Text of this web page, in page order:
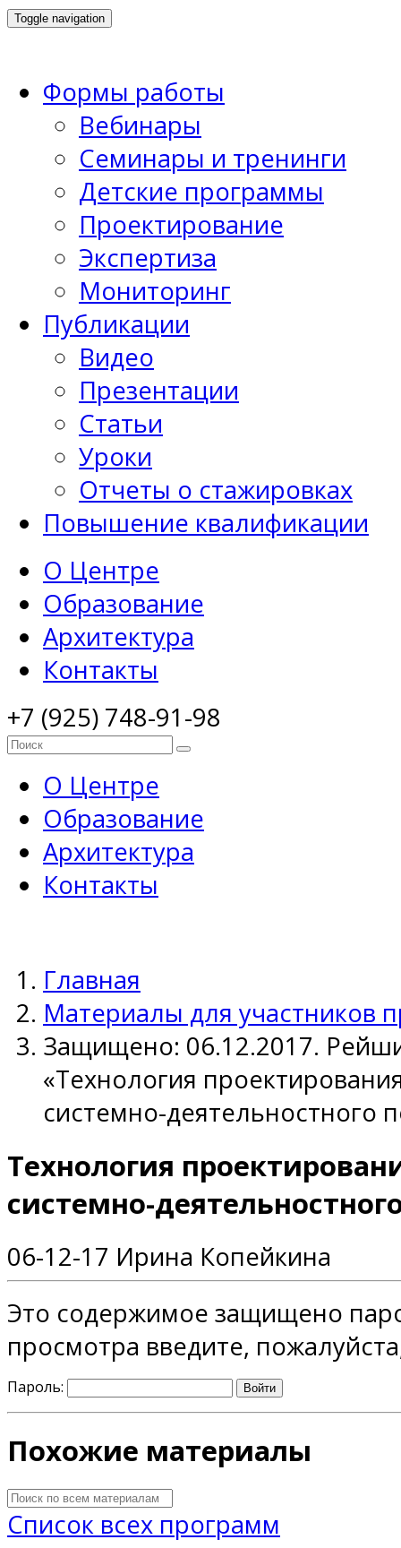
Toggle navigation
Формы работы
Вебинары
Семинары и тренинги
Детские программы
Проектирование
Экспертиза
Мониторинг
Публикации
Видео
Презентации
Статьи
Уроки
Отчеты о стажировках
Повышение квалификации
О Центре
Образование
Архитектура
Контакты
+7 (925) 748-91-98
О Центре
Образование
Архитектура
Контакты
Главная
Материалы для участников
Защищено: 06.12.2017.
«Технология
системно-деятельностного
Технология
системно-
06-12-17 Ирина Копейкина
Это содержимое защищено
просмотра введите,
Пароль:
Похожие материалы
Список всех программ